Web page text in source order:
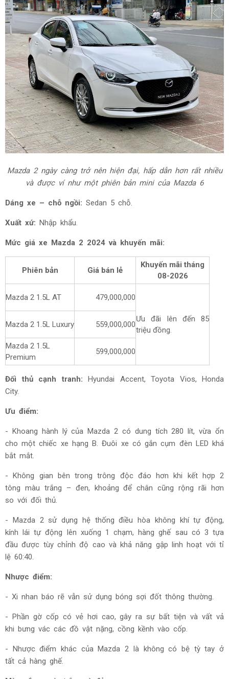
Mazda 2 ngày càng trở nên hiện đại, hấp dẫn hơn rất nhiều
và được ví như một phiên bản mini của Mazda 6
Dáng xe – chỗ ngồi: Sedan 5 chỗ.
Xuất xứ: Nhập khẩu.
Mức giá xe Mazda 2 2024 và khuyến mãi:
Phiên bản Giá bán lẻ
Khuyến mãi tháng
08-2026
Mazda 2 1.5L AT 479,000,000
Ưu đãi lên đến 85
triệu đồng.
Mazda 2 1.5L Luxury 559,000,000
Mazda 2 1.5L
Premium
599,000,000
Đối thủ cạnh tranh: Hyundai Accent, Toyota Vios, Honda
City.
Ưu điểm:
- Khoang hành lý của Mazda 2 có dung tích 280 lít, vừa ổn
cho một chiếc xe hạng B. Đuôi xe có gắn cụm đèn LED khá
bắt mắt.
- Không gian bên trong trông độc đáo hơn khi kết hợp 2
tông màu trắng – đen, khoảng để chân cũng rộng rãi hơn
so với đối thủ.
- Mazda 2 sử dụng hệ thống điều hòa không khí tự động,
kính lái tự động lên xuống 1 chạm, hàng ghế sau có 3 tựa
đầu được tùy chỉnh độ cao và khả năng gập linh hoạt với tỉ
lệ 60:40.
Nhược điểm:
- Xi nhan báo rẽ vẫn sử dụng bóng sợi đốt thông thường.
- Phần gờ cốp có vẻ hơi cao, gây ra sự bất tiện và vất vả
khi bưng vác các đồ vật nặng, cồng kềnh vào cốp.
- Nhược điểm khác của Mazda 2 là không có bệ tỳ tay ở
tất cả hàng ghế.